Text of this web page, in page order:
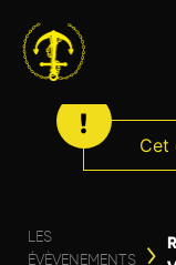
Cet
LES
ÉVÈVENEMENTS